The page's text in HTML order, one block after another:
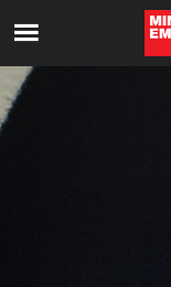
Like
Get news from
everyone else.